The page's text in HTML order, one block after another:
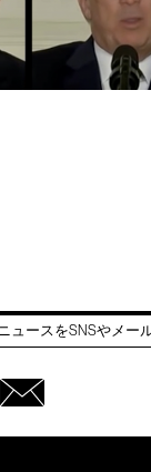
ュースをSNSやメー
会員